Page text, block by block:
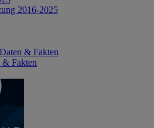
2016-2025
& Fakten
Fakten